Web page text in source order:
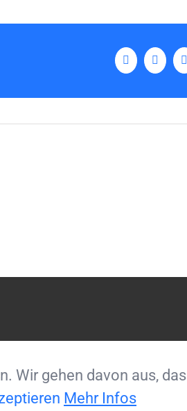
FacebookTwitter
Wir gehen davon aus,
Mehr Infos